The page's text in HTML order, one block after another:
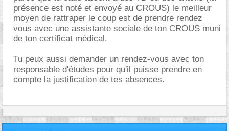
présence est noté et envoyé au CROUS) le meilleur
moyen de rattraper le coup est de prendre rendez
vous avec une assistante sociale de ton CROUS muni
de ton certificat médical.
Tu peux aussi demander un rendez-vous avec ton
responsable d'études pour qu'il puisse prendre en
compte la justification de tes absences.